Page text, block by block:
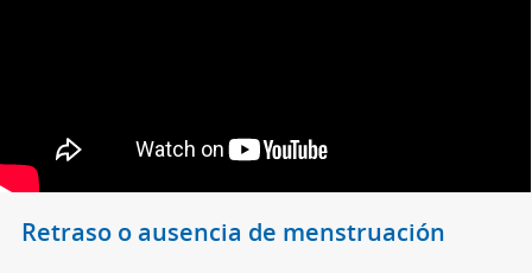
Retraso o ausencia de menstruación